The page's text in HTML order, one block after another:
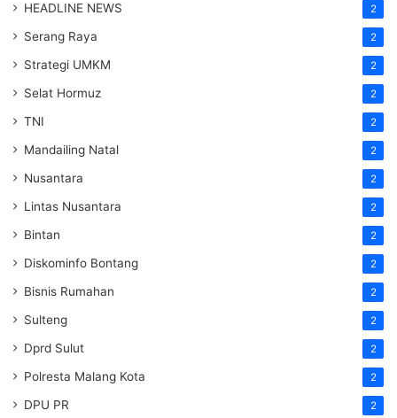
HEADLINE NEWS 2
Serang Raya 2
Strategi UMKM 2
Selat Hormuz 2
TNI 2
Mandailing Natal 2
Nusantara 2
Lintas Nusantara 2
Bintan 2
Diskominfo Bontang 2
Bisnis Rumahan 2
Sulteng 2
Dprd Sulut 2
Polresta Malang Kota 2
DPU PR 2